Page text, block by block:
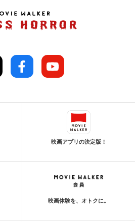
映画アプリの決定版！
映画体験を、オトクに。